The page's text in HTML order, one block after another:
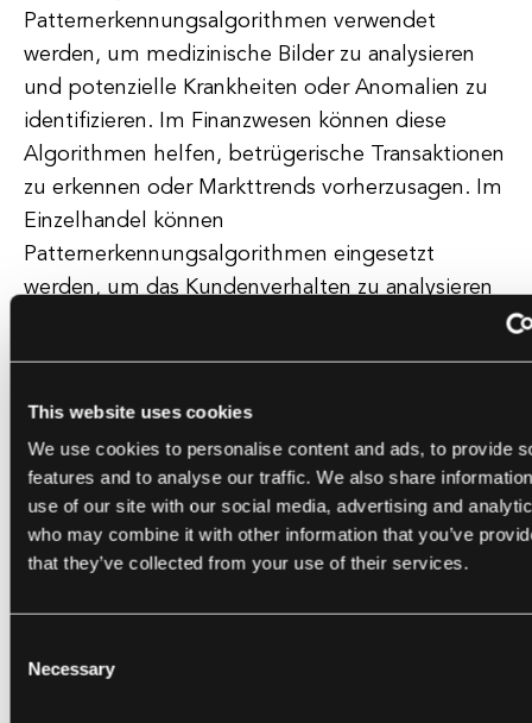
This website uses cookies
We use cookies to personalise content and ads, to provide
features and to analyse our traffic. We also share
use of our site with our social media, advertising and
who may combine it with other information that you’ve
that they’ve collected from your use of their services.
Selection
Necessary
Patternerkennungsalgorithmen verwendet
werden, um medizinische Bilder zu analysieren
und potenzielle Krankheiten oder Anomalien zu
identifizieren. Im Finanzwesen können diese
Algorithmen helfen, betrügerische Transaktionen
zu erkennen oder Markttrends vorherzusagen. Im
Einzelhandel können
Patternerkennungsalgorithmen eingesetzt
werden, um das Kundenverhalten zu analysieren
Patternerkennungsalgorithmen ein
leistungsfähiges Werkzeug für Unternehmen, die
die Kraft der Daten nutzen und komplexe
Aufgaben automatisieren möchten. Durch die
Nutzung dieser Algorithmen können
verbessern, die Effizienz steigern und wertvolle